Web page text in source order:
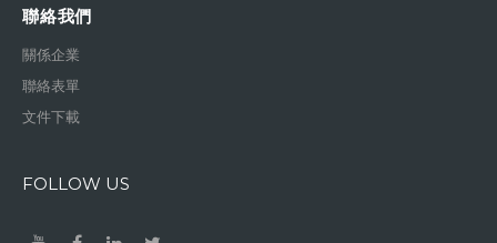
聯絡我們
關係企業
聯絡表單
文件下載
FOLLOW US